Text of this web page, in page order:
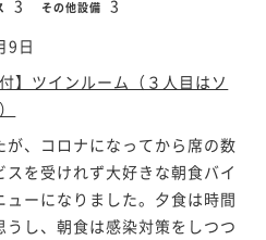
3 その他設備 3
9日
付】ツインルーム（３人目はソ
が、コロナになってから席の数
を受けれず大好きな朝食バイ
ーになりました。夕食は時間
し、朝食は感染対策をしつつ